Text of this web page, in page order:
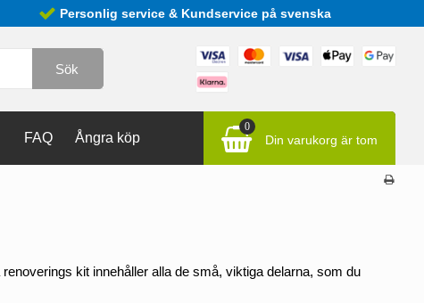
Personlig service & Kundservice på svenska
Sök
0
Din varukorg är tom
FAQ Ångra köp
kit innehåller alla de små, viktiga delarna, som du